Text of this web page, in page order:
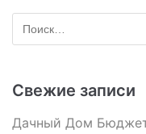
Свежие записи
Дачный Дом